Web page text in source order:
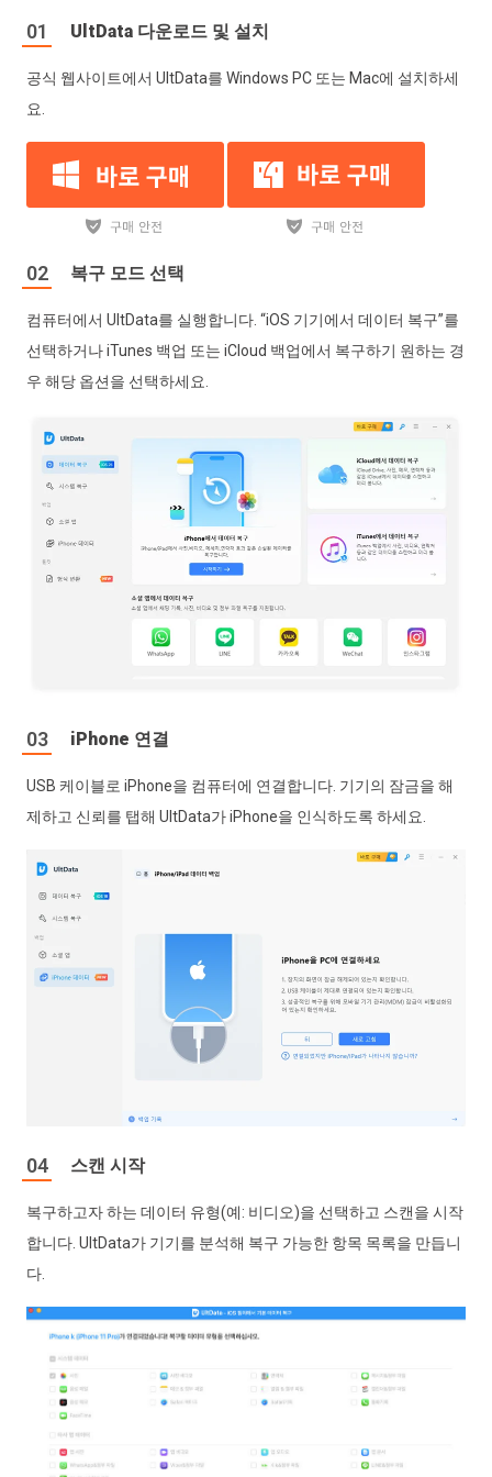
UltData 다운로드 및 설치
공식 웹사이트에서 UltData를 Windows PC 또는 Mac에 설치하세
요.
복구 모드 선택
컴퓨터에서 UltData를 실행합니다. “iOS 기기에서 데이터 복구”를
선택하거나 iTunes 백업 또는 iCloud 백업에서 복구하기 원하는 경
우 해당 옵션을 선택하세요.
iPhone 연결
USB 케이블로 iPhone을 컴퓨터에 연결합니다. 기기의 잠금을 해
제하고 신뢰를 탭해 UltData가 iPhone을 인식하도록 하세요.
스캔 시작
복구하고자 하는 데이터 유형(예: 비디오)을 선택하고 스캔을 시작
합니다. UltData가 기기를 분석해 복구 가능한 항목 목록을 만듭니
다.